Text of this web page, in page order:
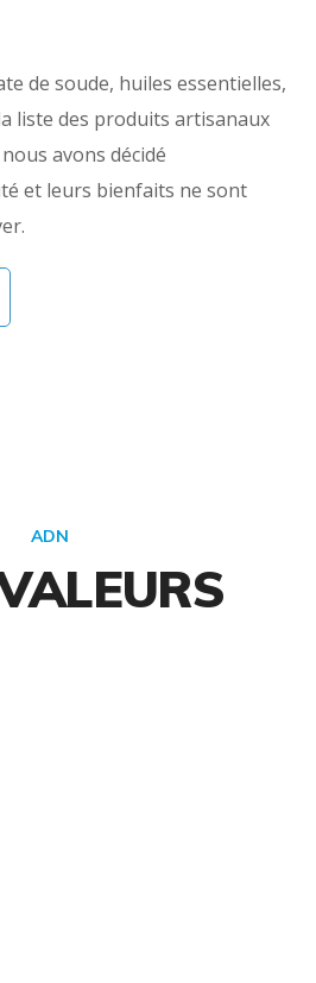
de soude, huiles essentielles,
liste des produits artisanaux
avons décidé
et leurs bienfaits ne sont
ADN